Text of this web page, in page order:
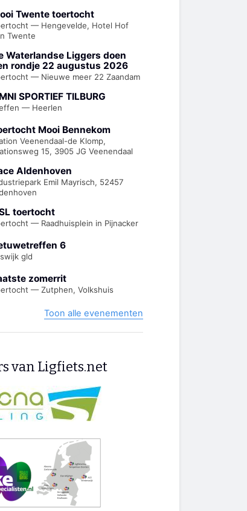
Twente toertocht
— Hengevelde, Hotel Hof
Twente
Waterlandse Liggers doen
rondje 22 augustus 2026
— Nieuwe meer 22 Zaandam
SPORTIEF TILBURG
— Heerlen
Mooi Bennekom
Veenendaal-de Klomp,
15, 3905 JG Veenendaal
Aldenhoven
Emil Mayrisch, 52457
toertocht
— Raadhuisplein in Pijnacker
6
gld
zomerrit
— Zutphen, Volkshuis
Toon alle evenementen
van Ligfiets.net